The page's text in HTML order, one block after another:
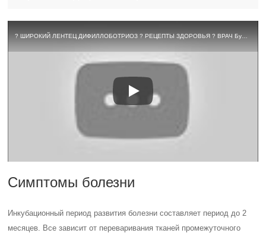
Симптомы болезни
Инкубационный период развития болезни составляет период до 2
месяцев. Все зависит от переваривания тканей промежуточного